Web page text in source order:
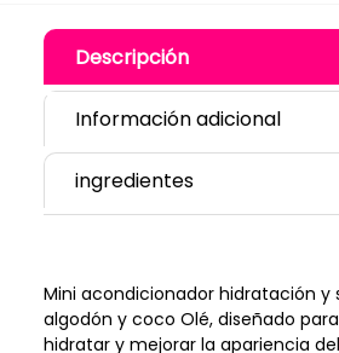
Descripción
Información adicional
ingredientes
Mini acondicionador hidratación y
algodón y coco Olé, diseñado
hidratar y mejorar la apariencia